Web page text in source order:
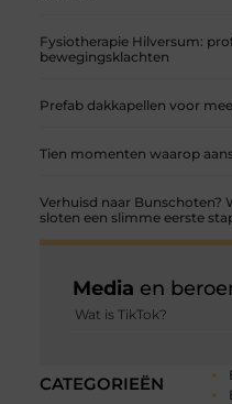
Fysiotherapie Hilversum:
bewegingsklachten
Prefab dakkapellen voor
Tien momenten waarop
Verhuisd naar Bunschoten?
sloten een slimme eerste
CATEGORIEËN
Media en
Wat is TikTok?